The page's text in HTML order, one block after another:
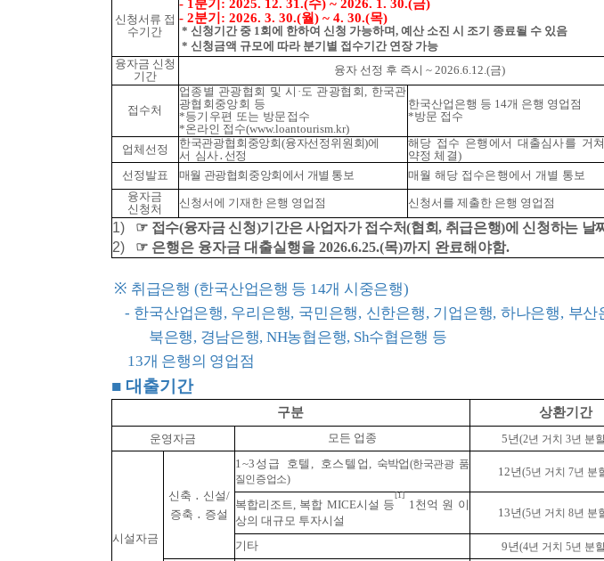
신청서류 접
수기간
- 1분기: 2025. 12. 31.(수) ~ 2026. 1. 30.(금)
- 2분기: 2026. 3. 30.(월) ~ 4. 30.(목)
* 신청기간 중 1회에 한하여 신청 가능하며, 예산 소진 시 조기 종료될 수 있음
* 신청금액 규모에 따라 분기별 접수기간 연장 가능
융자금 신청
기간
융자 선정 후 즉시 ~ 2026.6.12.(금)
접수처
업종별 관광협회 및 시·도 관광협회, 한국관
광협회중앙회 등
*등기우편 또는 방문접수
*온라인 접수(www.loantourism.kr)
한국산업은행 등 14개 은행 영업점
*방문 접수
업체선정
한국관광협회중앙회(융자선정위원회)에
서 심사․선정
해당 접수 은행에서 대출심사를 거
약정 체결)
선정발표
매월 관광협회중앙회에서 개별 통보
매월 해당 접수은행에서 개별 통보
융자금
신청처
신청서에 기재한 은행 영업점 신청서를 제출한 은행 영업점
1) ☞ 접수(융자금 신청)기간은 사업자가 접수처(협회, 취급은행)에 신청하는 날
2)
☞은행은 융자금 대출실행을 2026.6.25.(목)까지 완료해야함.
※ 취급은행 (한국산업은행 등 14개 시중은행)
- 한국산업은행, 우리은행, 국민은행, 신한은행, 기업은행, 하나은행, 부산
북은행, 경남은행, NH농협은행, Sh수협은행 등
13개 은행의 영업점
■대출기간
구분 상환기간
운영자금 모든 업종 5년(2년 거치 3년 분
시설자금
신축 ․ 신설/
증축 ․ 증설
1~3성급 호텔, 호스텔업, 숙박업(한국관광 품
질인증업소)
12년(5년 거치 7년 분
복합리조트, 복합 MICE시설 등
[1]
1천억 원 이
상의 대규모 투자시설
13년(5년 거치 8년 분
기타 9년(4년 거치 5년 분